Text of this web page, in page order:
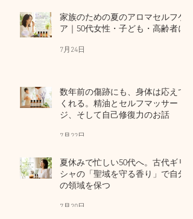
家族のための夏のアロマセルフケ
ア｜50代女性・子ども・高齢者に
7月24日
数年前の傷跡にも、身体は応えて
くれる。精油とセルフマッサー
ジ、そして自己修復力のお話
7月22日
夏休みで忙しい50代へ。古代ギリ
シャの「聖域を守る香り」で自分
の領域を保つ
7月20日